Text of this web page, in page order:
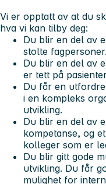
Vi er opptatt av at du
hva vi kan tilby deg:
Du blir en del av
stolte fagpersoner.
Du blir en del av
er tett på
Du får en
i en kompleks
utvikling.
Du blir en del av
kompetanse, og
kolleger som er
Du blir gitt gode
utvikling. Du får
mulighet for